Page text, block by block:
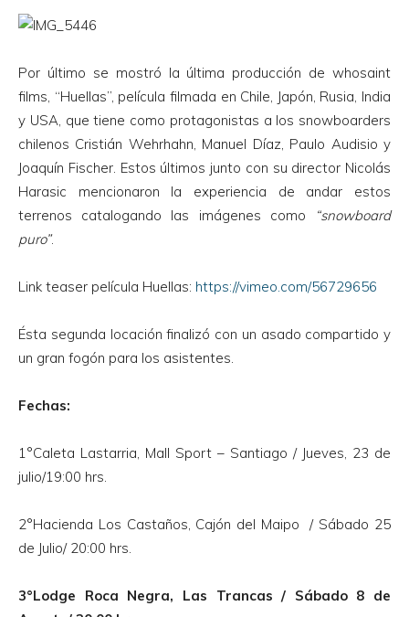
Por último se mostró la última producción de whosaint
films, “Huellas”, película filmada en Chile, Japón, Rusia, India
y USA, que tiene como protagonistas a los snowboarders
chilenos Cristián Wehrhahn, Manuel Díaz, Paulo Audisio y
Joaquín Fischer. Estos últimos junto con su director Nicolás
Harasic mencionaron la experiencia de andar estos
terrenos catalogando las imágenes como
“snowboard
puro”.
Link teaser película Huellas: https://vimeo.com/56729656
Ésta segunda locación finalizó con un asado compartido y
un gran fogón para los asistentes.
Fechas:
1°Caleta Lastarria, Mall Sport – Santiago / Jueves, 23 de
julio/19:00 hrs.
2°Hacienda Los Castaños, Cajón del Maipo / Sábado 25
de Julio/ 20:00 hrs.
3°Lodge Roca Negra, Las Trancas / Sábado 8 de